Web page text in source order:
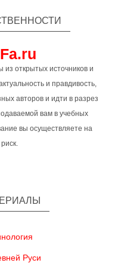
открытых источников и
и правдивость,
авторов и идти в разрез
вам в учебных
вы осуществляете на
Руси